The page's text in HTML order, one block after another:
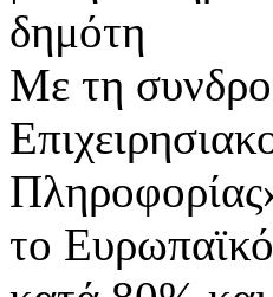
Με τη
το